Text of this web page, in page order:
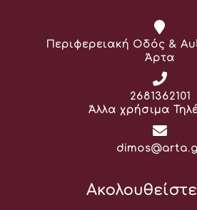
Διεύθυνση:
Περιφερειακή Οδός &
Άρτα
Τηλέφωνο:
2681362101
Άλλα χρήσιμα
Email: